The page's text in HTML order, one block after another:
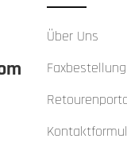
Über Uns
Faxbestellung